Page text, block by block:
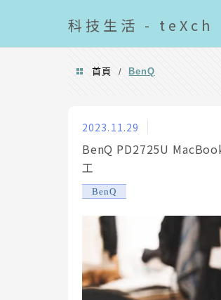
科技 生活 - teXch
首頁 / BenQ
2023.11.29
BenQ PD2725U
工
BenQ